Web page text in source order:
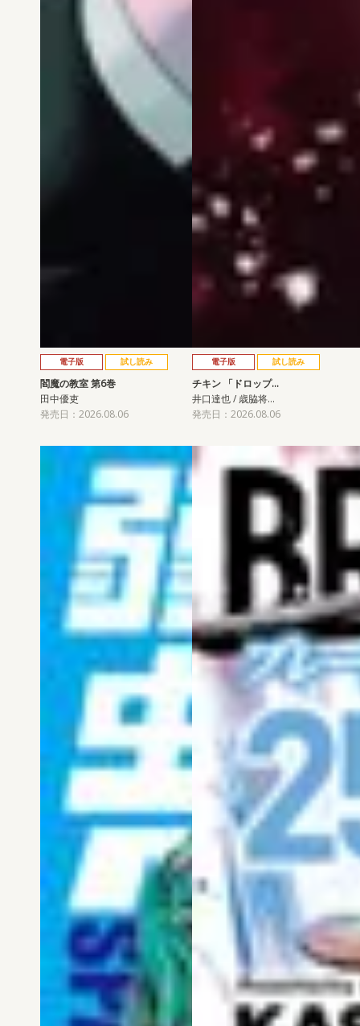
電子版 試し読み
閻魔の教室 第6巻
田中優吏
発売日：2026.08.06
電子版 試し読み
チキン 「ドロップ…
井口達也 / 歳脇将…
発売日：2026.08.06